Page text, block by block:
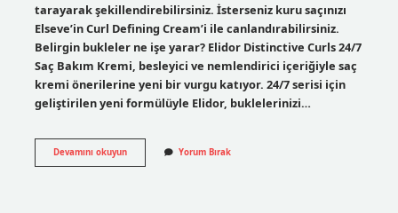
tarayarak şekillendirebilirsiniz. İsterseniz kuru saçınızı
Elseve’in Curl Defining Cream’i ile canlandırabilirsiniz.
Belirgin bukleler ne işe yarar? Elidor Distinctive Curls 24/7
Saç Bakım Kremi, besleyici ve nemlendirici içeriğiyle saç
kremi önerilerine yeni bir vurgu katıyor. 24/7 serisi için
geliştirilen yeni formülüyle Elidor, buklelerinizi…
Devamını okuyunBee
Beauty
Yorum Bırak